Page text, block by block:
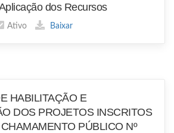
dos Recursos
Ativo Baixar
HABILITAÇÃO E
DOS PROJETOS INSCRITOS
PÚBLICO Nº